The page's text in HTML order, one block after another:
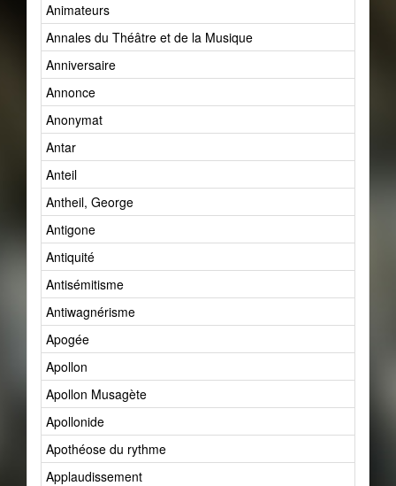
Animateurs
Annales du Théâtre et de la Musique
Anniversaire
Annonce
Anonymat
Antar
Anteil
Antheil, George
Antigone
Antiquité
Antisémitisme
Antiwagnérisme
Apogée
Apollon
Apollon Musagète
Apollonide
Apothéose du rythme
Applaudissement